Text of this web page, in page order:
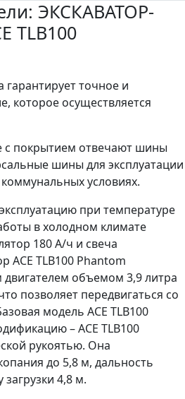
ЭКСКАВАТОР-
TLB100
точное и
которое осуществляется
с покрытием отвечают шины
шины для эксплуатации
условиях.
при температуре
в холодном климате
180 А/ч и свеча
ACE TLB100 Phantom
объемом 3,9 литра
позволяет передвигаться со
модель ACE TLB100
– ACE TLB100
рукоятью. Она
до 5,8 м, дальность
4,8 м.